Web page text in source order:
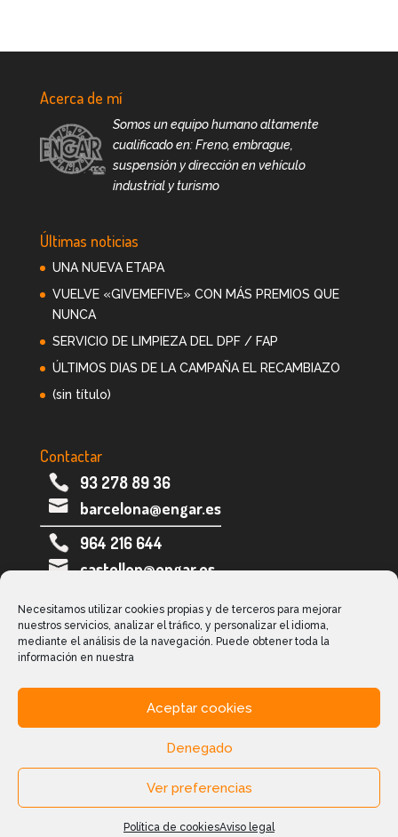
Necesitamos utilizar cookies propias y de terceros para mejorar
nuestros servicios, analizar el tráfico, y personalizar el idioma,
mediante el análisis de la navegación. Puede obtener toda la
información en nuestra
Aceptar cookies
Denegado
Ver preferencias
Política de cookiesAviso legal
Acerca de mí
Somos un equipo humano altamente
cualificado en: Freno, embrague,
suspensión y dirección en vehículo
industrial y turismo
Últimas noticias
UNA NUEVA ETAPA
VUELVE «GIVEMEFIVE» CON MÁS PREMIOS QUE
NUNCA
SERVICIO DE LIMPIEZA DEL DPF / FAP
ÚLTIMOS DIAS DE LA CAMPAÑA EL RECAMBIAZO
(sin título)
Contactar
93 278 89 36
barcelona@engar.es
964 216 644
castellon@engar.es
973 282 005
lleida@engar.es
Aviso Legal y política de privacidad
·Política de cookies| Web desarrollada por:
TecnoSolucions.com